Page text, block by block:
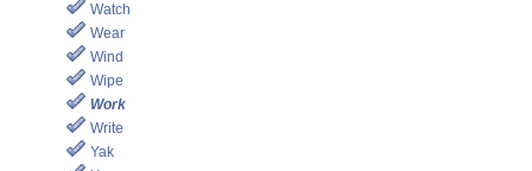
Watch
Wear
Wind
Wipe
Work
Write
Yak